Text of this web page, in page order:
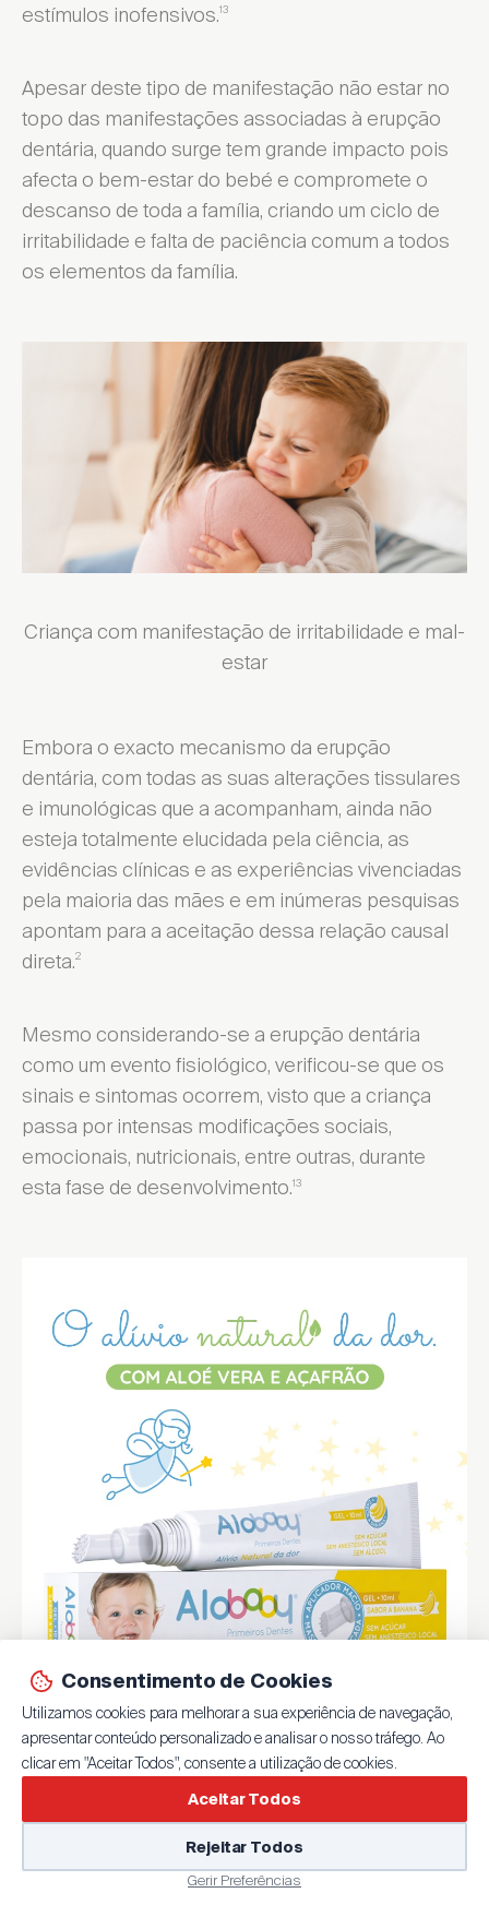
estímulos inofensivos.13
Apesar deste tipo de manifestação não estar no
topo das manifestações associadas à erupção
dentária, quando surge tem grande impacto pois
afecta o bem-estar do bebé e compromete o
descanso de toda a família, criando um ciclo de
irritabilidade e falta de paciência comum a todos
os elementos da família.
Criança com manifestação de irritabilidade e mal-
estar
Embora o exacto mecanismo da erupção
dentária, com todas as suas alterações tissulares
e imunológicas que a acompanham, ainda não
esteja totalmente elucidada pela ciência, as
evidências clínicas e as experiências vivenciadas
pela maioria das mães e em inúmeras pesquisas
apontam para a aceitação dessa relação causal
direta.2
Mesmo considerando-se a erupção dentária
como um evento fisiológico, verificou-se que os
sinais e sintomas ocorrem, visto que a criança
passa por intensas modificações sociais,
emocionais, nutricionais, entre outras, durante
esta fase de desenvolvimento.13
AloBaby®- O alívio
natural da dor com aloé
vera e açafrão
Consentimento de Cookies
Utilizamos cookies para melhorar a sua experiência de navegação,
apresentar conteúdo personalizado e analisar o nosso tráfego. Ao
clicar em "Aceitar Todos", consente a utilização de cookies.
Gerir Preferências
Rejeitar Todos
Aceitar Todos